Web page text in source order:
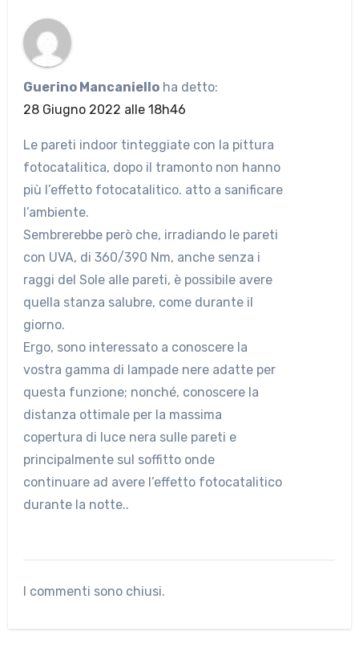
Guerino Mancaniello ha detto:
28 Giugno 2022 alle 18h46
Le pareti indoor tinteggiate con la pittura
fotocatalitica, dopo il tramonto non hanno
più l’effetto fotocatalitico. atto a sanificare
l’ambiente.
Sembrerebbe però che, irradiando le pareti
con UVA, di 360/390 Nm, anche senza i
raggi del Sole alle pareti, è possibile avere
quella stanza salubre, come durante il
giorno.
Ergo, sono interessato a conoscere la
vostra gamma di lampade nere adatte per
questa funzione; nonché, conoscere la
distanza ottimale per la massima
copertura di luce nera sulle pareti e
principalmente sul soffitto onde
continuare ad avere l’effetto fotocatalitico
durante la notte..
I commenti sono chiusi.